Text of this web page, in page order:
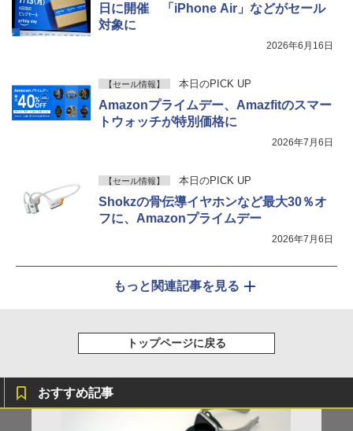
日に開催 「iPhone Air」などがセール
対象に
2026年6月16日
【セール情報】 本日のPICK UP
Amazonプライムデー、Amazfitのスマー
トウォッチが特別価格に
2026年7月6日
【セール情報】 本日のPICK UP
Shokzの骨伝導イヤホンなど最大30％オ
フに、Amazonプライムデー
2026年7月6日
もっと関連記事を見る
トップページに戻る
おすすめ記事